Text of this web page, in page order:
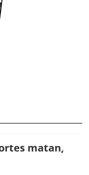
matan,